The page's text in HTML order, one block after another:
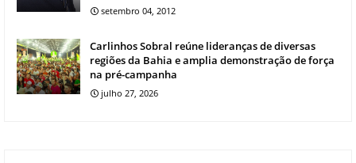
setembro 04, 2012
Carlinhos Sobral reúne lideranças de diversas
regiões da Bahia e amplia demonstração de força
na pré-campanha
julho 27, 2026